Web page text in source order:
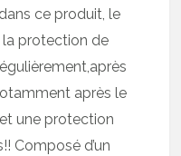
ce produit, le
la protection de
après le
une protection
Composé d’un